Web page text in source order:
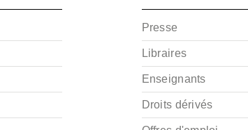
Presse
Libraires
Enseignants
Droits dérivés